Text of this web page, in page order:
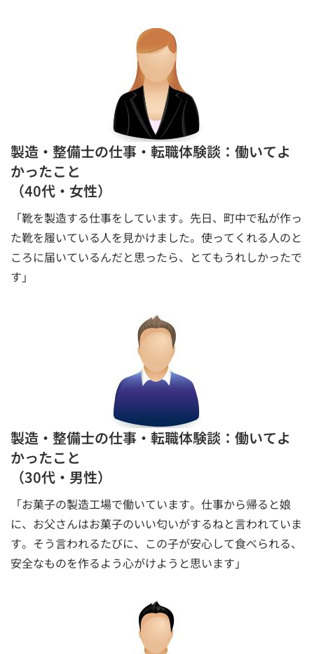
製造・整備士の仕事・転職体験談：働いてよ
かったこと
（40代・女性）
「靴を製造する仕事をしています。先日、町中で私が作っ
た靴を履いている人を見かけました。使ってくれる人のと
ころに届いているんだと思ったら、とてもうれしかったで
す」
製造・整備士の仕事・転職体験談：働いてよ
かったこと
（30代・男性）
「お菓子の製造工場で働いています。仕事から帰ると娘
に、お父さんはお菓子のいい匂いがするねと言われていま
す。そう言われるたびに、この子が安心して食べられる、
安全なものを作るよう心がけようと思います」